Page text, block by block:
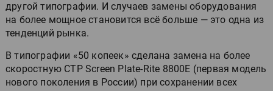
другой типографии. И случаев замены оборудования
на более мощное становится всё больше — это одна из
тенденций рынка.
В типографии «50 копеек» сделана замена на более
скоростную CTP Screen Plate-Rite 8800E (первая модель
нового поколения в России) при сохранении всех